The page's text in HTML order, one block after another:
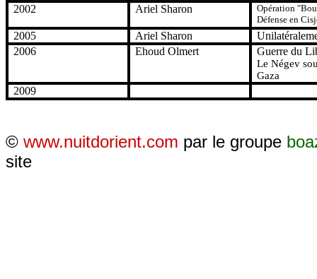
2002
Ariel Sharon
Opération
Défense en
2005 Ariel Sharon
2006
Ehoud Olmert Guerre du
Le Négev
Gaza
2009
© www.nuitdorient.com par le groupe
site